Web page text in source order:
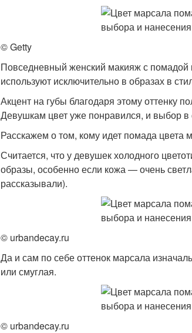
© Getty
Повседневный женский макияж с помадой
используют исключительно в образах в
Акцент на губы благодаря этому оттенку
Девушкам цвет уже понравился, и выбор в
Расскажем о том, кому идет помада цвета
Считается, что у девушек холодного
образы, особенно если кожа — очень
рассказывали).
© urbandecay.ru
Да и сам по себе оттенок марсала
или смуглая.
© urbandecay.ru